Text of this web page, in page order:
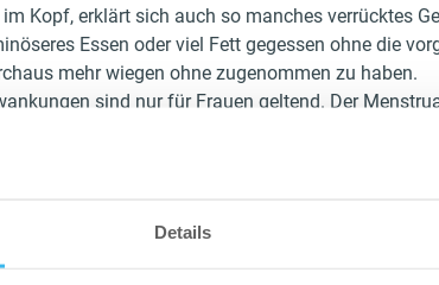
Details
Kopf, erklärt sich auch so manches verrücktes
Essen oder viel Fett gegessen ohne die
mehr wiegen ohne zugenommen zu haben.
sind nur für Frauen geltend. Der
Wassermangel und Mineralstoffmangel im